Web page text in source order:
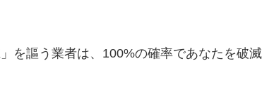
を謳う業者は、100%の確率であなたを破滅